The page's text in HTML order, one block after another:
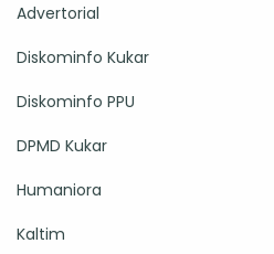
Advertorial
Diskominfo Kukar
Diskominfo PPU
DPMD Kukar
Humaniora
Kaltim